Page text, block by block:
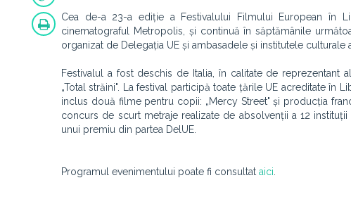
Cea de-a 23-a ediție a Festivalului Filmului European în
cinematograful Metropolis, și continuă în săptămânile
organizat de Delegația UE și ambasadele și institutele
Festivalul a fost deschis de Italia, în calitate de reprezentant
„Total străini". La festival participă toate țările UE acreditate în
inclus două filme pentru copii: „Mercy Street" și producția
concurs de scurt metraje realizate de absolvenții a 12
unui premiu din partea DelUE.
Programul evenimentului poate fi consultat aici